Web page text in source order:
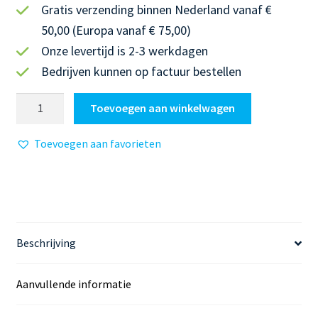
Gratis verzending binnen Nederland vanaf €
50,00 (Europa vanaf € 75,00)
Onze levertijd is 2-3 werkdagen
Bedrijven kunnen op factuur bestellen
Werkblad
Toevoegen aan winkelwagen
Toevoegen aan favorieten
Beschrijving
Aanvullende informatie